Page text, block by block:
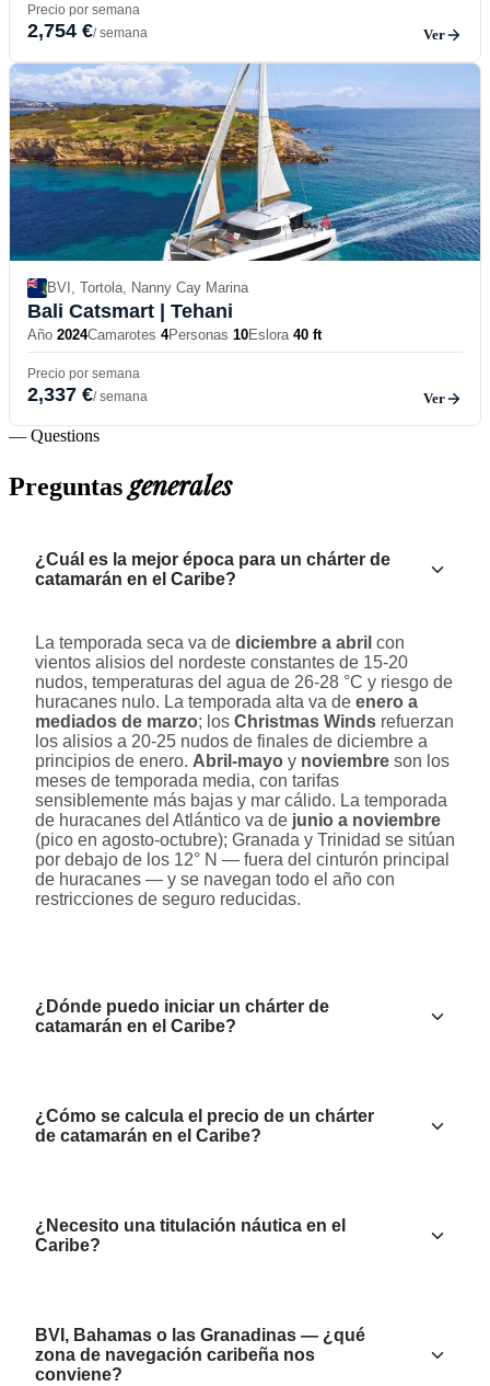
Precio por semana
2,754 €/ semana Ver
BVI, Tortola, Nanny Cay Marina
Bali Catsmart | Tehani
Año 2024Camarotes 4Personas 10Eslora 40 ft
Precio por semana
2,337 €/ semana Ver
— Questions
Preguntasgenerales
¿Cuál es la mejor época para un chárter de
catamarán en el Caribe?
La temporada seca va de diciembre a abril con
vientos alisios del nordeste constantes de 15-20
nudos, temperaturas del agua de 26-28 °C y riesgo de
huracanes nulo. La temporada alta va de enero a
mediados de marzo; los Christmas Winds refuerzan
los alisios a 20-25 nudos de finales de diciembre a
principios de enero. Abril-mayo y noviembre son los
meses de temporada media, con tarifas
sensiblemente más bajas y mar cálido. La temporada
de huracanes del Atlántico va de junio a noviembre
(pico en agosto-octubre); Granada y Trinidad se sitúan
por debajo de los 12° N — fuera del cinturón principal
de huracanes — y se navegan todo el año con
restricciones de seguro reducidas.
¿Dónde puedo iniciar un chárter de
catamarán en el Caribe?
¿Cómo se calcula el precio de un chárter
de catamarán en el Caribe?
¿Necesito una titulación náutica en el
Caribe?
BVI, Bahamas o las Granadinas — ¿qué
zona de navegación caribeña nos
conviene?